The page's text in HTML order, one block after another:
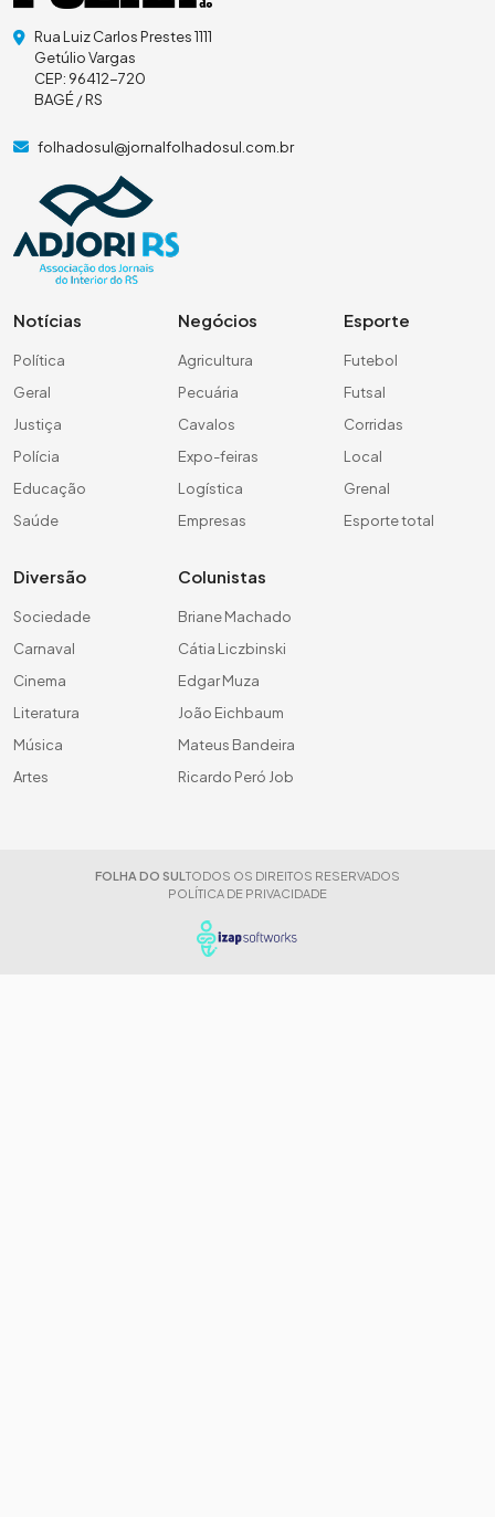
Rua Luiz Carlos Prestes 1111
Getúlio Vargas
CEP: 96412-720
BAGÉ / RS
folhadosul@jornalfolhadosul.com.br
Notícias
Política
Geral
Justiça
Polícia
Educação
Saúde
Negócios
Agricultura
Pecuária
Cavalos
Expo-feiras
Logística
Empresas
Esporte
Futebol
Futsal
Corridas
Local
Grenal
Esporte total
Diversão
Sociedade
Carnaval
Cinema
Literatura
Música
Artes
Colunistas
Briane Machado
Cátia Liczbinski
Edgar Muza
João Eichbaum
Mateus Bandeira
Ricardo Peró Job
FOLHA DO SUL TODOS OS DIREITOS RESERVADOS
POLÍTICA DE PRIVACIDADE